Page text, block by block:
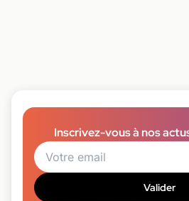
Inscrivez-vous à nos
Valider